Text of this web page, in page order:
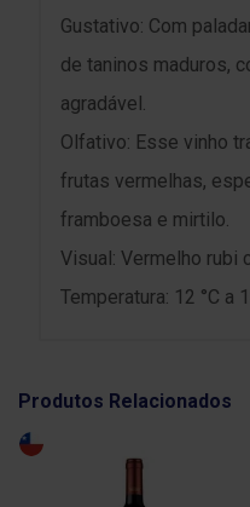
Gustativo: Com
de taninos maduros,
agradável.
Olfativo: Esse vinho
frutas vermelhas,
framboesa e mirtilo.
Visual: Vermelho rubi
Temperatura: 12 °C a
Produtos Relacionados